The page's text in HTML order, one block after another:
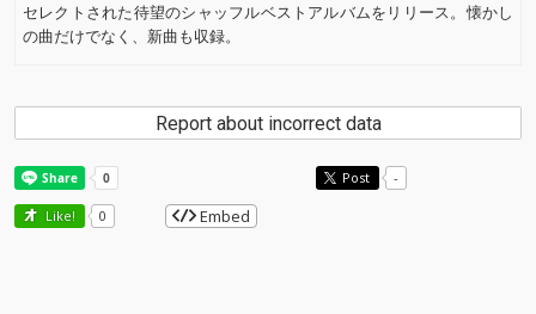
セレクトされた待望のシャッフルベストアルバムをリリース。懐かし
の曲だけでなく、新曲も収録。
Report about incorrect data
Post -
Like! 0 Embed